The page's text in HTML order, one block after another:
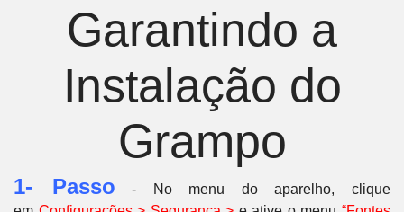
Garantindo a
Instalação do
Grampo
1- Passo - No menu do aparelho, clique